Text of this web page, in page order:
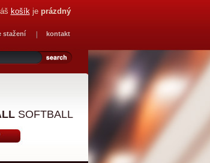
stažení kontakt
košíkje prázdný
SOFTBALL